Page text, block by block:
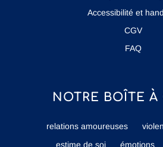
Accessibilité et
CGV
FAQ
NOTRE BOÎTE
relations amoureuses
estime de soi
émotions